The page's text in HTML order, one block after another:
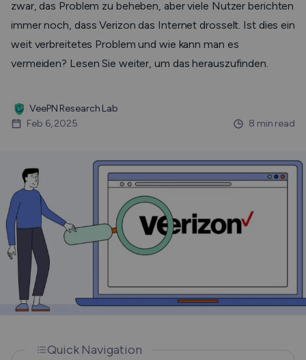
zwar, das Problem zu beheben, aber viele Nutzer berichten
immer noch, dass Verizon das Internet drosselt. Ist dies ein
weit verbreitetes Problem und wie kann man es
vermeiden? Lesen Sie weiter, um das herauszufinden.
VeePN Research Lab
Feb 6, 2025
8 min read
Quick Navigation